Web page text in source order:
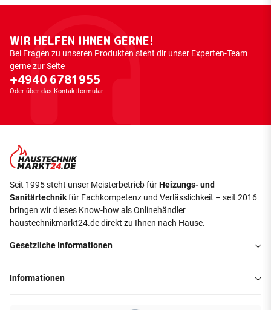
WIR HELFEN IHNEN GERNE!
Bei Fragen zu unseren Produkten steht dir unser Experten-Team
gerne zur Seite
+4940 6781955
Oder über das Kontaktformular
Seit 1995 steht unser Meisterbetrieb fürHeizungs- und
Sanitärtechnikfür Fachkompetenz und Verlässlichkeit – seit 2016
bringen wir dieses Know-how als Onlinehändler
haustechnikmarkt24.de direkt zu Ihnen nach Hause.
Gesetzliche Informationen
Informationen